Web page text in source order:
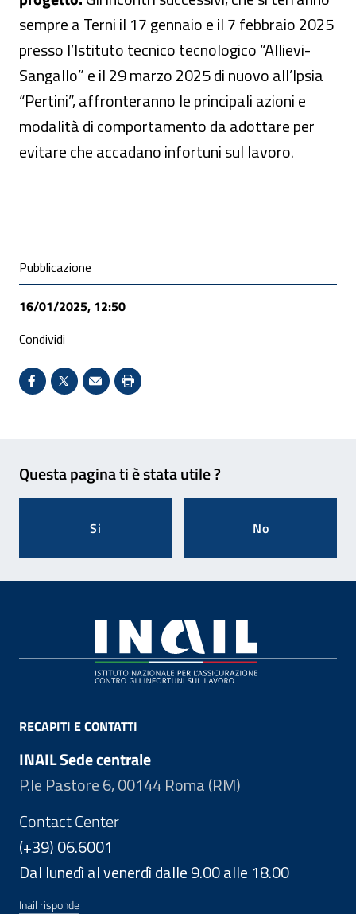
sempre a Terni il 17 gennaio e il 7 febbraio 2025
presso l’Istituto tecnico tecnologico “Allievi-
Sangallo” e il 29 marzo 2025 di nuovo all’Ipsia
“Pertini”, affronteranno le principali azioni e
modalità di comportamento da adottare per
evitare che accadano infortuni sul lavoro.
Condivisione social
Pubblicazione
16/01/2025, 12:50
Condividi
Condividi su Facebook - Sito esterno - Apertura in
X - Sito esterno - Apertura in nuova finestra
Invio Mail: apre il programma di posta
Stampa pagina: scelta meno
Questa pagina ti è stata utile ?
Si No
RECAPITI E CONTATTI
INAIL Sede centrale
P.le Pastore 6, 00144 Roma (RM)
Contact Center
(+39) 06.6001
Dal lunedì al venerdì dalle 9.00 alle 18.00
Inail risponde